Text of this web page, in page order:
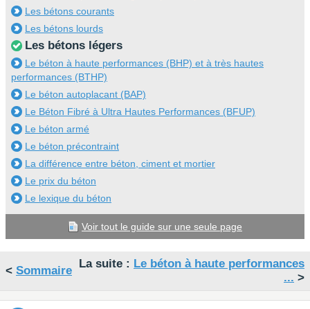
Les bétons courants
Les bétons lourds
Les bétons légers
Le béton à haute performances (BHP) et à très hautes
performances (BTHP)
Le béton autoplacant (BAP)
Le Béton Fibré à Ultra Hautes Performances (BFUP)
Le béton armé
Le béton précontraint
La différence entre béton, ciment et mortier
Le prix du béton
Le lexique du béton
Voir tout le guide sur une seule page
< Sommaire
La suite : Le béton à haute performances
... >